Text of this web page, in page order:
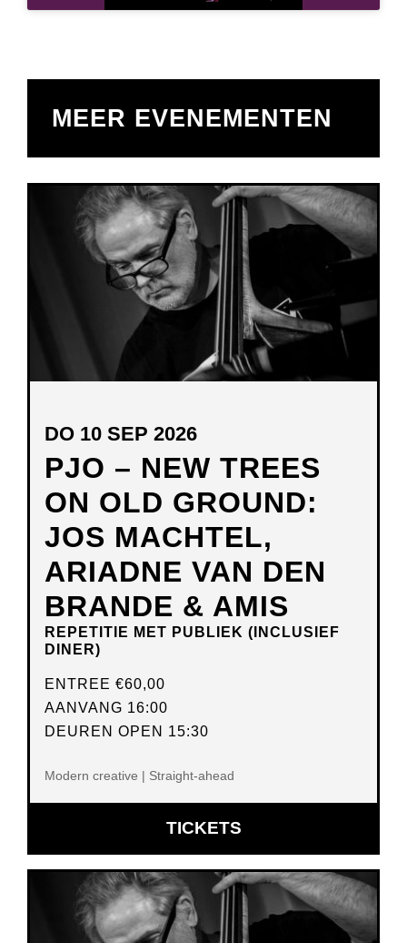
MEER EVENEMENTEN
PJO – NEW TREES
ON OLD GROUND:
JOS MACHTEL,
ARIADNE VAN DEN
BRANDE & AMIS
REPETITIE MET PUBLIEK (INCLUSIEF
DINER)
DO 10 SEP 2026
ENTREE €60,00
AANVANG 16:00
DEUREN OPEN 15:30
Modern creative | Straight-ahead
TICKETSOPENT
IN
NIEUW
VENSTER